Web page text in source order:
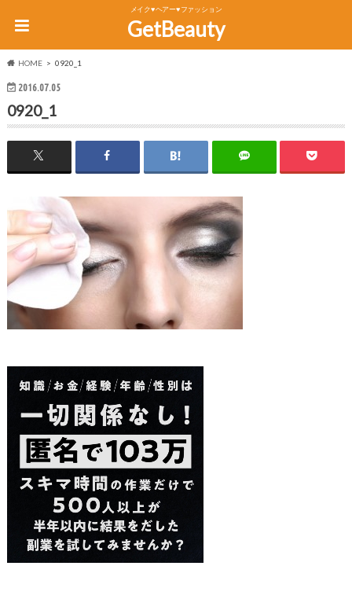
メイク♥ヘアー♥ファッション
GetBeauty
HOME 0920_1
2016.07.05
0920_1